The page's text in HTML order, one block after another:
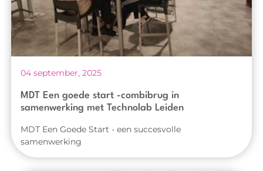
04 september, 2025
MDT Een goede start -combibrug in
samenwerking met Technolab Leiden
MDT Een Goede Start - een succesvolle
samenwerking